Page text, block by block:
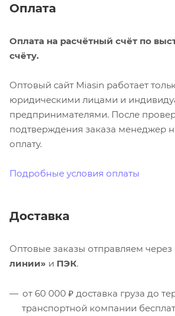
Оплата
Оплата на расчётный счёт по
счёту.
Оптовый сайт Miasin работает
юридическими лицами и
предпринимателями. После
подтверждения заказа менеджер
оплату.
Подробные условия оплаты
Доставка
Оптовые заказы отправляем через
линии» и ПЭК.
от 60 000 ₽ доставка груза до
транспортной компании